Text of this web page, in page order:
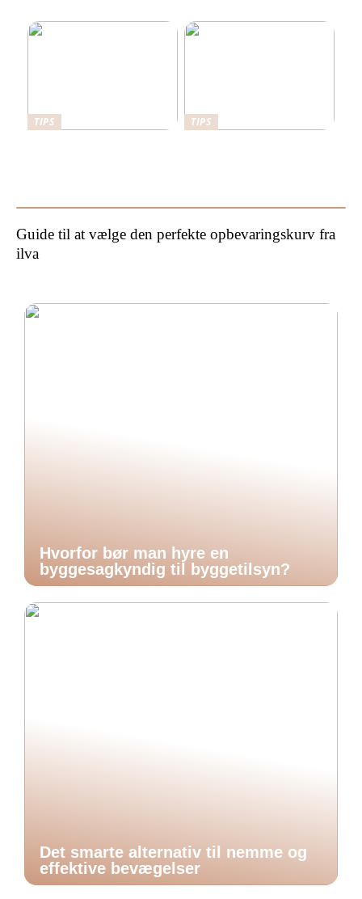
TIPS TIPS
Guide til at vælge den perfekte opbevaringskurv fra
ilva
Hvorfor bør man hyre en
byggesagkyndig til byggetilsyn?
Det smarte alternativ til nemme og
effektive bevægelser